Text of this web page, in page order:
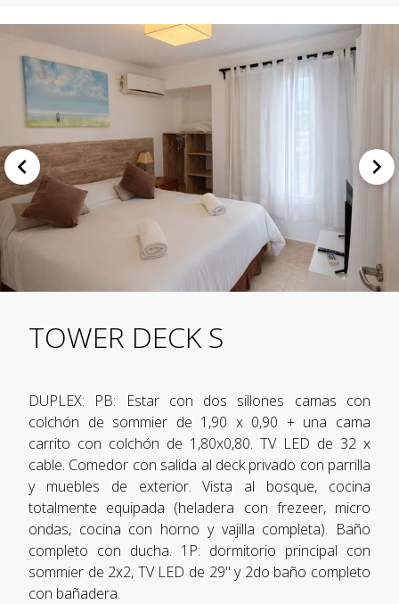
TOWER DECK S
DUPLEX: PB: Estar con dos sillones camas con
colchón de sommier de 1,90 x 0,90 + una cama
carrito con colchón de 1,80x0,80. TV LED de 32 x
cable. Comedor con salida al deck privado con parrilla
y muebles de exterior. Vista al bosque, cocina
totalmente equipada (heladera con frezeer, micro
ondas, cocina con horno y vajilla completa). Baño
completo con ducha. 1P: dormitorio principal con
sommier de 2x2, TV LED de 29" y 2do baño completo
con bañadera.